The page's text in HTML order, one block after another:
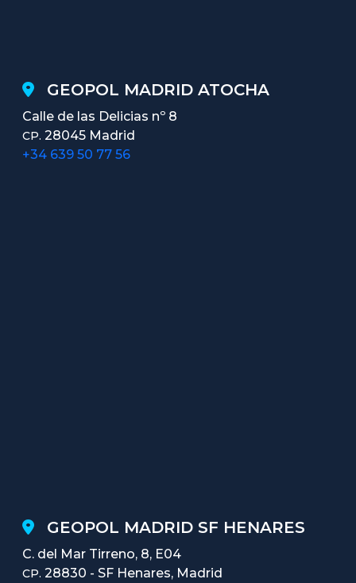
GEOPOL MADRID ATOCHA
Calle de las Delicias nº 8
CP. 28045 Madrid
+34 639 50 77 56
GEOPOL MADRID SF HENARES
C. del Mar Tirreno, 8, E04
CP. 28830 - SF Henares, Madrid